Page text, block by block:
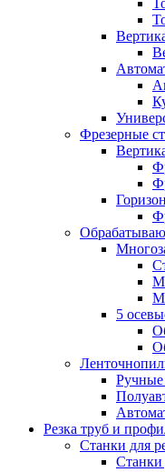
Фрезерные
5
Ручные
Резка труб и
Станки для
Станки